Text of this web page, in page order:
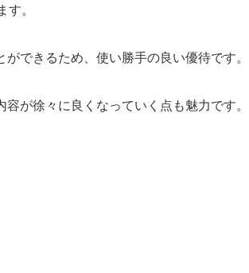
。
できるため、使い勝手の良い優待です。
が徐々に良くなっていく点も魅力です。